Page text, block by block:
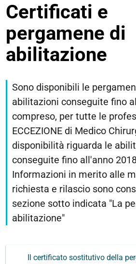
Certificati e
pergamene di
abilitazione
Sono disponibili le
abilitazioni conseguite fino
compreso, per tutte le
ECCEZIONE di Medico
disponibilità riguarda le
conseguite fino all'anno
Informazioni in merito alle
richiesta e rilascio sono
sezione sotto indicata "La
abilitazione"
Il certificato sostitutivo della